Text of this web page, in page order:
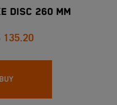
DISC 260 MM
135.20
BUY